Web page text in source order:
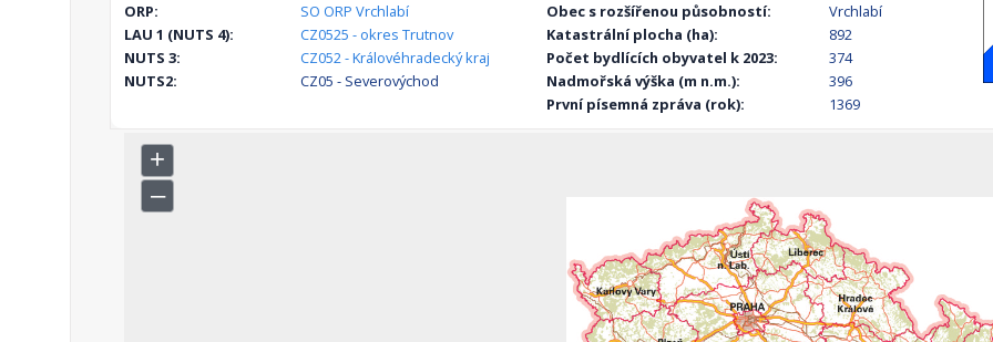
ORP:
SO ORP Vrchlabí
LAU 1 (NUTS 4):
CZ0525 - okres Trutnov
NUTS 3:
CZ052 - Královéhradecký kraj
NUTS2:
CZ05 - Severovýchod
Obec s rozšířenou působností:
Vrchlabí
Katastrální plocha (ha):
892
Počet bydlících obyvatel k 2023:
374
Nadmořská výška (m n.m.):
396
První písemná zpráva (rok):
1369